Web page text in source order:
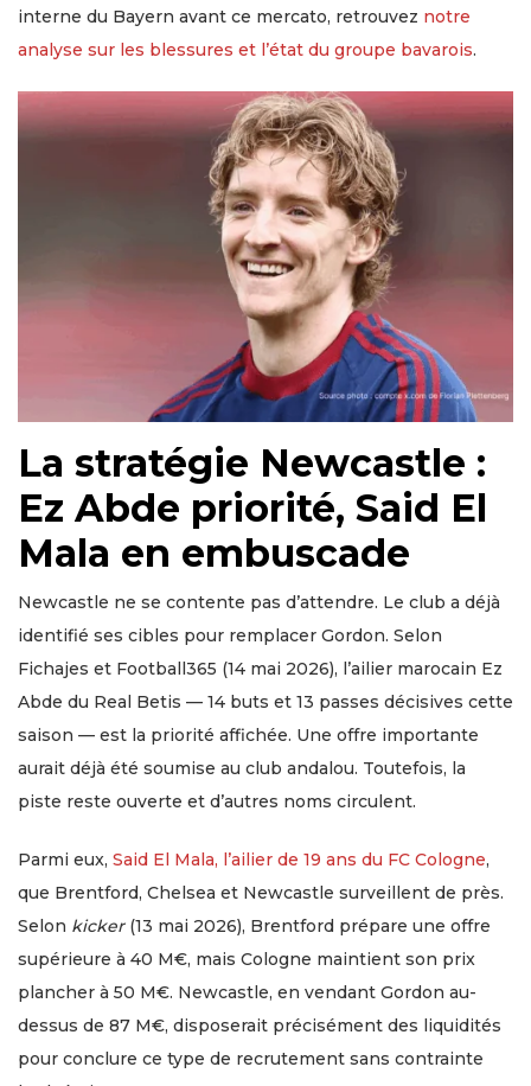
interne du Bayern avant ce mercato, retrouvez notre
analyse sur les blessures et l’état du groupe bavarois.
La stratégie Newcastle :
Ez Abde priorité, Said El
Mala en embuscade
Newcastle ne se contente pas d’attendre. Le club a déjà
identifié ses cibles pour remplacer Gordon. Selon
Fichajes et Football365 (14 mai 2026), l’ailier marocain Ez
Abde du Real Betis — 14 buts et 13 passes décisives cette
saison — est la priorité affichée. Une offre importante
aurait déjà été soumise au club andalou. Toutefois, la
piste reste ouverte et d’autres noms circulent.
Parmi eux, Said El Mala, l’ailier de 19 ans du FC Cologne,
que Brentford, Chelsea et Newcastle surveillent de près.
Selon kicker(13 mai 2026), Brentford prépare une offre
supérieure à 40 M€, mais Cologne maintient son prix
plancher à 50 M€. Newcastle, en vendant Gordon au-
dessus de 87 M€, disposerait précisément des liquidités
pour conclure ce type de recrutement sans contrainte